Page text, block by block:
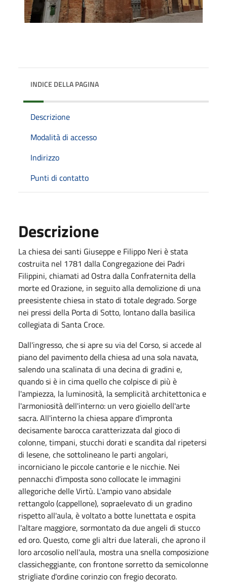
INDICE DELLA PAGINA
Descrizione
Modalità di accesso
Indirizzo
Punti di contatto
Descrizione
La chiesa dei santi Giuseppe e Filippo Neri è stata
costruita nel 1781 dalla Congregazione dei Padri
Filippini, chiamati ad Ostra dalla Confraternita della
morte ed Orazione, in seguito alla demolizione di una
preesistente chiesa in stato di totale degrado. Sorge
nei pressi della Porta di Sotto, lontano dalla basilica
collegiata di Santa Croce.
Dall'ingresso, che si apre su via del Corso, si accede al
piano del pavimento della chiesa ad una sola navata,
salendo una scalinata di una decina di gradini e,
quando si è in cima quello che colpisce di più è
l'ampiezza, la luminosità, la semplicità architettonica e
l'armoniosità dell'interno: un vero gioiello dell'arte
sacra. All'interno la chiesa appare d'impronta
decisamente barocca caratterizzata dal gioco di
colonne, timpani, stucchi dorati e scandita dal ripetersi
di lesene, che sottolineano le parti angolari,
incorniciano le piccole cantorie e le nicchie. Nei
pennacchi d'imposta sono collocate le immagini
allegoriche delle Virtù. L'ampio vano absidale
rettangolo (cappellone), sopraelevato di un gradino
rispetto all'aula, è voltato a botte lunettata e ospita
l'altare maggiore, sormontato da due angeli di stucco
ed oro. Questo, come gli altri due laterali, che aprono il
loro arcosolio nell'aula, mostra una snella composizione
classicheggiante, con frontone sorretto da semicolonne
strigliate d'ordine corinzio con fregio decorato.